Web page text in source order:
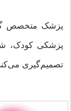
پزشک متخصص
پزشکی کودک،
تصمیم‌گیری